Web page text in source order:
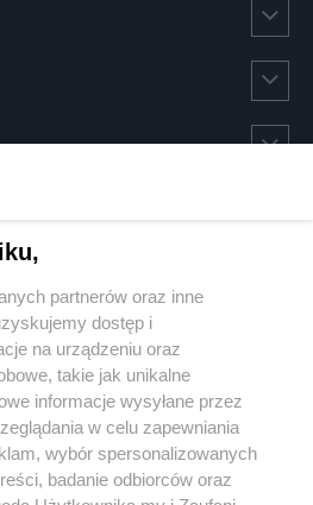
partnerów oraz inne
dostęp i
na urządzeniu oraz
takie jak unikalne
informacje wysyłane przez
w celu zapewniania
wybór spersonalizowanych
badanie odbiorców oraz